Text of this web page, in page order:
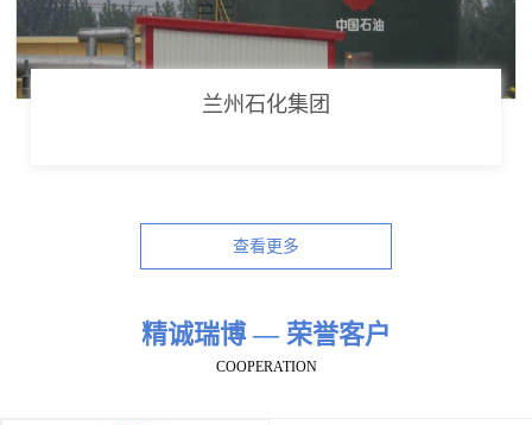
兰州石化集团
查看更多
精诚瑞博 — 荣誉客户
COOPERATION